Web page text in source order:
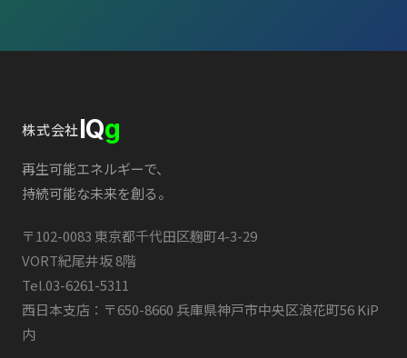
株式会社IQg
再生可能エネルギーで、
持続可能な未来を創る。
〒102-0083 東京都千代田区麹町4-3-29
VORT紀尾井坂 8階
Tel.03-6261-5311
西日本支店：〒650-8660 兵庫県神戸市中央区浪花町56 KiP
内